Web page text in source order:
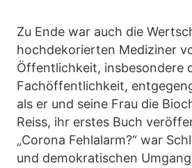
Zu Ende war auch die
hochdekorierten Mediziner
Öffentlichkeit, insbesondere
Fachöffentlichkeit,
als er und seine Frau die
Reiss, ihr erstes Buch
„Corona Fehlalarm?“ war
und demokratischen